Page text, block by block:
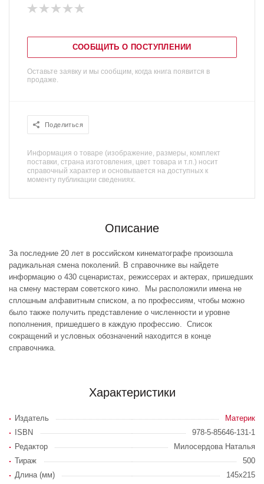
СООБЩИТЬ О ПОСТУПЛЕНИИ
Оставьте заявку и мы сообщим, когда книга появится в
продаже.
Поделиться
Информация о товаре (изображение, размеры, комплект
поставки, страна изготовления, цвет товара и т.п.) носит
справочный характер и основывается на доступных к
моменту публикации сведениях.
Описание
За последние 20 лет в российском кинематографе произошла
радикальная смена поколений. В справочнике вы найдете
информацию о 430 сценаристах, режиссерах и актерах, пришедших
на смену мастерам советского кино. Мы расположили имена не
сплошным алфавитным списком, а по профессиям, чтобы можно
было также получить представление о численности и уровне
пополнения, пришедшего в каждую профессию. Список
сокращений и условных обозначений находится в конце
справочника.
Характеристики
Издатель
Материк
ISBN
978-5-85646-131-1
Редактор
Милосердова Наталья
Тираж
500
Длина (мм)
145x215